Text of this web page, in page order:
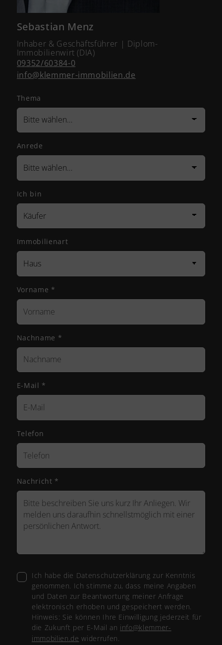
Sebastian Menz
Inhaber & Geschäftsführer | Diplom-
Immobilienwirt (DIA)
09352/60384-0
info@klemmer-immobilien.de
Thema
Anrede
Ich bin
Immobilienart
Vorname *
Nachname *
E-Mail *
Telefon
Nachricht *
Ich habe die Datenschutzerklärung zur Kenntnis
genommen. Ich stimme zu, dass meine Angaben
und Daten zur Beantwortung meiner Anfrage
elektronisch erhoben und gespeichert werden.
Hinweis: Sie können Ihre Einwilligung jederzeit für
die Zukunft per E-Mail an info@klemmer-
immobilien.de widerrufen.